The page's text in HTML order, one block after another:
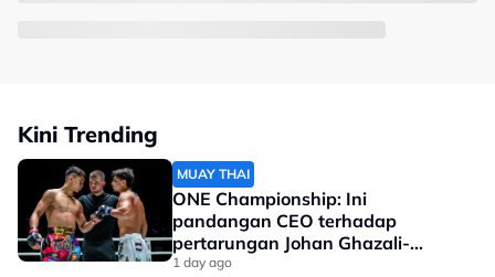
Kini Trending
MUAY THAI
ONE Championship: Ini
pandangan CEO terhadap
pertarungan Johan Ghazali-
Ramadan Ondash
1 day ago